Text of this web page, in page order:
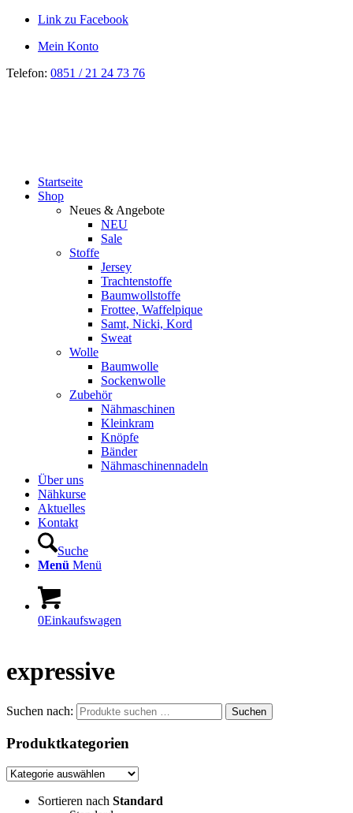
Link zu Facebook
Mein Konto
Telefon: 0851 / 21 24 73 76
Startseite
Shop
Neues & Angebote
NEU
Sale
Stoffe
Jersey
Trachtenstoffe
Baumwollstoffe
Frottee, Waffelpique
Samt, Nicki, Kord
Sweat
Wolle
Baumwolle
Sockenwolle
Zubehör
Nähmaschinen
Kleinkram
Knöpfe
Bänder
Nähmaschinennadeln
Über uns
Nähkurse
Aktuelles
Kontakt
Suche
Menü Menü
0Einkaufswagen
expressive
Sortieren nach Standard
Suchen nach: Suchen
Produktkategorien